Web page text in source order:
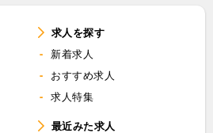
求人を探す
新着求人
おすすめ求人
求人特集
最近みた求人